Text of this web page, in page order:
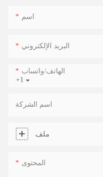
اسم
البريد الإلكتروني
+1
الهاتف/واتساب
اسم الشركة
ملف
المحتوى